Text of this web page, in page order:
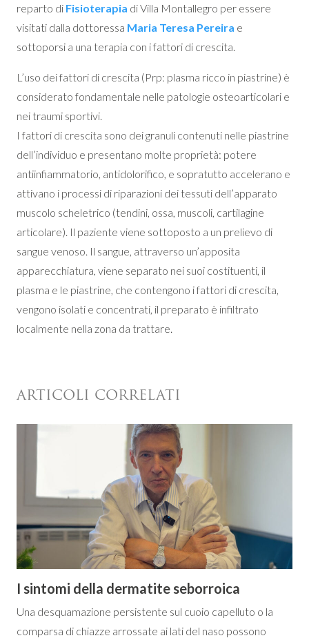
reparto di Fisioterapia di Villa Montallegro per essere
visitati dalla dottoressa Maria Teresa Pereira e
sottoporsi a una terapia con i fattori di crescita.
L’uso dei fattori di crescita (Prp: plasma ricco in piastrine) è
considerato fondamentale nelle patologie osteoarticolari e
nei traumi sportivi.
I fattori di crescita sono dei granuli contenuti nelle piastrine
dell’individuo e presentano molte proprietà: potere
antiinfiammatorio, antidolorifico, e sopratutto accelerano e
attivano i processi di riparazioni dei tessuti dell’apparato
muscolo scheletrico (tendini, ossa, muscoli, cartilagine
articolare). Il paziente viene sottoposto a un prelievo di
sangue venoso. Il sangue, attraverso un’apposita
apparecchiatura, viene separato nei suoi costituenti, il
plasma e le piastrine, che contengono i fattori di crescita,
vengono isolati e concentrati, il preparato è infiltrato
localmente nella zona da trattare.
ARTICOLI CORRELATI
I sintomi della dermatite seborroica
Una desquamazione persistente sul cuoio capelluto o la
comparsa di chiazze arrossate ai lati del naso possono